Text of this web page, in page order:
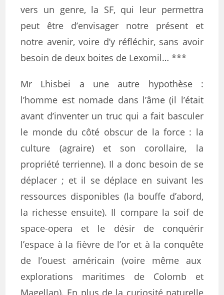
vers un genre, la SF, qui leur permettra
peut être d’envisager notre présent et
notre avenir, voire d’y réfléchir, sans avoir
besoin de deux boites de Lexomil… ***
Mr Lhisbei a une autre hypothèse :
l’homme est nomade dans l’âme (il l’était
avant d’inventer un truc qui a fait basculer
le monde du côté obscur de la force : la
culture (agraire) et son corollaire, la
propriété terrienne). Il a donc besoin de se
déplacer ; et il se déplace en suivant les
ressources disponibles (la bouffe d’abord,
la richesse ensuite). Il compare la soif de
space-opera et le désir de conquérir
l’espace à la fièvre de l’or et à la conquête
de l’ouest américain (voire même aux
explorations maritimes de Colomb et
Magellan). En plus de la curiosité naturelle